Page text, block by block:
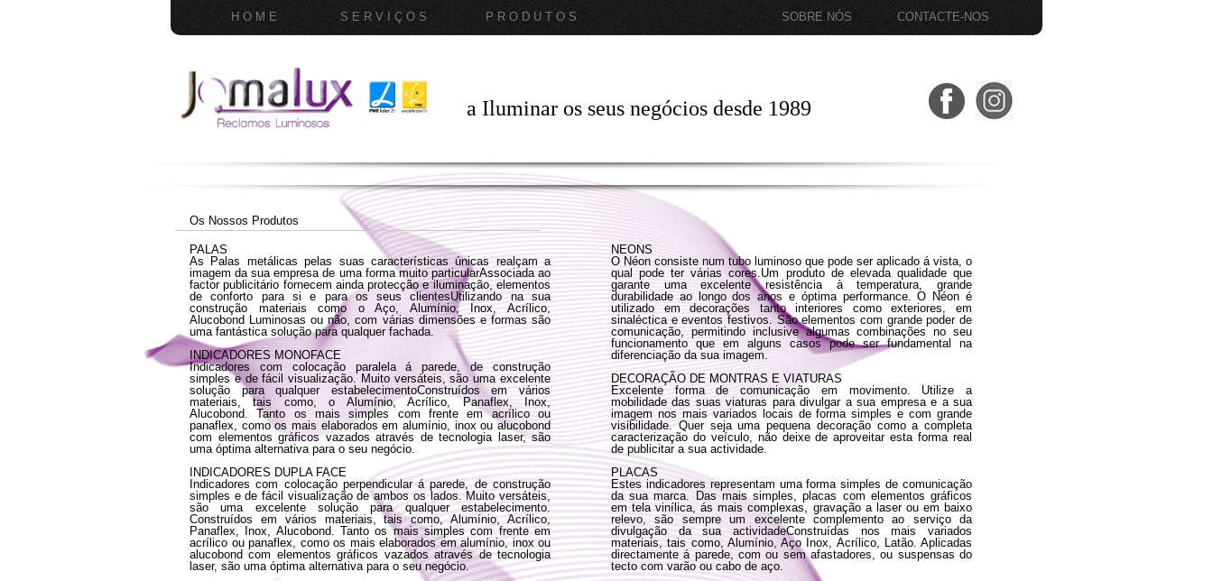
a Iluminar os seus negócios desde 1989
S E R V I Ç O S CONTACTE-NOS
SOBRE NÓS
H O M E P R O D U T O S
Os Nossos Produtos
NEONS
O Néon consiste num tubo luminoso que pode ser aplicado á vista, o
qual pode ter várias cores.Um produto de elevada qualidade que
garante uma excelente resistência à temperatura, grande
durabilidade ao longo dos anos e óptima performance. O Néon é
utilizado em decorações tanto interiores como exteriores, em
sinaléctica e eventos festivos. São elementos com grande poder de
comunicação, permitindo inclusive algumas combinações no seu
funcionamento que em alguns casos pode ser fundamental na
diferenciação da sua imagem.
DECORAÇÃO DE MONTRAS E VIATURAS
Excelente forma de comunicação em movimento. Utilize a
mobilidade das suas viaturas para divulgar a sua empresa e a sua
imagem nos mais variados locais de forma simples e com grande
visibilidade. Quer seja uma pequena decoração como a completa
caracterização do veículo, não deixe de aproveitar esta forma real
de publicitar a sua actividade.
PLACAS
Estes indicadores representam uma forma simples de comunicação
da sua marca. Das mais simples, placas com elementos gráficos
em tela vinílica, ás mais complexas, gravação a laser ou em baixo
relevo, são sempre um excelente complemento ao serviço da
divulgação da sua actividadeConstruídas nos mais variados
materiais, tais como, Alumínio, Aço Inox, Acrílico, Latão. Aplicadas
directamente á parede, com ou sem afastadores, ou suspensas do
tecto com varão ou cabo de aço.
PALAS
As Palas metálicas pelas suas características únicas realçam a
imagem da sua empresa de uma forma muito particularAssociada ao
factor publicitário fornecem ainda protecção e iluminação, elementos
de conforto para si e para os seus clientesUtilizando na sua
construção materiais como o Aço, Alumínio, Inox, Acrílico,
Alucobond Luminosas ou não, com várias dimensões e formas são
uma fantástica solução para qualquer fachada.
INDICADORES MONOFACE
Indicadores com colocação paralela á parede, de construção
simples e de fácil visualização. Muito versáteis, são uma excelente
solução para qualquer estabelecimentoConstruídos em vários
materiais, tais como, o Alumínio, Acrílico, Panaflex, Inox,
Alucobond. Tanto os mais simples com frente em acrílico ou
panaflex, como os mais elaborados em alumínio, inox ou alucobond
com elementos gráficos vazados através de tecnologia laser, são
uma óptima alternativa para o seu negócio.
INDICADORES DUPLA FACE
Indicadores com colocação perpendicular á parede, de construção
simples e de fácil visualização de ambos os lados. Muito versáteis,
são uma excelente solução para qualquer estabelecimento.
Construídos em vários materiais, tais como, Alumínio, Acrílico,
Panaflex, Inox, Alucobond. Tanto os mais simples com frente em
acrílico ou panaflex, como os mais elaborados em alumínio, inox ou
alucobond com elementos gráficos vazados através de tecnologia
laser, são uma óptima alternativa para o seu negócio.